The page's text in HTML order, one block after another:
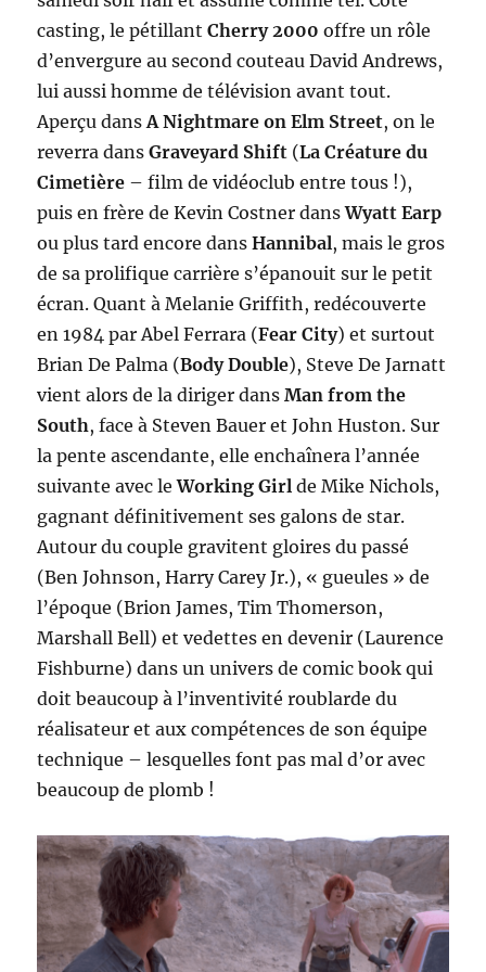
casting, le pétillantCherry 2000 offre un rôle
d’envergure au second couteau David Andrews,
lui aussi homme de télévision avant tout.
Aperçu dansA Nightmare on Elm Street, on le
reverra dansGraveyard Shift (La Créature du
Cimetière – film de vidéoclub entre tous !),
puis en frère de Kevin Costner dansWyatt Earp
ou plus tard encore dansHannibal, mais le gros
de sa prolifique carrière s’épanouit sur le petit
écran. Quant à Melanie Griffith, redécouverte
en 1984 par Abel Ferrara (Fear City) et surtout
Brian De Palma (Body Double), Steve De Jarnatt
vient alors de la diriger dansMan from the
South, face à Steven Bauer et John Huston. Sur
la pente ascendante, elle enchaînera l’année
suivante avec leWorking Girl de Mike Nichols,
gagnant définitivement ses galons de star.
Autour du couple gravitent gloires du passé
(Ben Johnson, Harry Carey Jr.), « gueules » de
l’époque (Brion James, Tim Thomerson,
Marshall Bell) et vedettes en devenir (Laurence
Fishburne) dans un univers de comic book qui
doit beaucoup à l’inventivité roublarde du
réalisateur et aux compétences de son équipe
technique – lesquelles font pas mal d’or avec
beaucoup de plomb !